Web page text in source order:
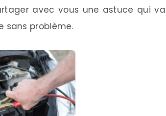
avec vous une astuce qui va
sans problème.